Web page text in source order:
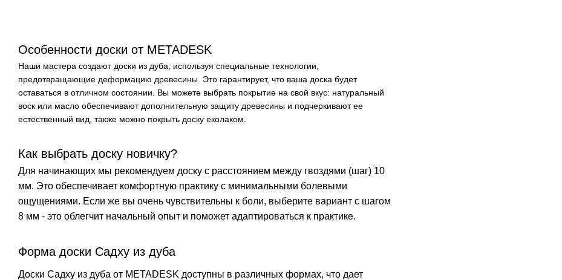
Особенности доски от METADESK
Наши мастера создают доски из дуба, используя специальные технологии,
предотвращающие деформацию древесины. Это гарантирует, что ваша доска будет
оставаться в отличном состоянии. Вы можете выбрать покрытие на свой вкус: натуральный
воск или масло обеспечивают дополнительную защиту древесины и подчеркивают ее
естественный вид, также можно покрыть доску еколаком.
Как выбрать доску новичку?
Для начинающих мы рекомендуем доску с расстоянием между гвоздями (шаг) 10
мм. Это обеспечивает комфортную практику с минимальными болевыми
ощущениями. Если же вы очень чувствительны к боли, выберите вариант с шагом
8 мм - это облегчит начальный опыт и поможет адаптироваться к практике.
Форма доски Садху из дуба
Доски Садху из дуба от METADESK доступны в различных формах, что дает